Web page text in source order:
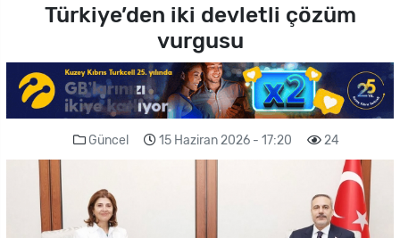
Türkiye’den iki devletli çözüm
vurgusu
Güncel 15 Haziran 2026 - 17:20 24